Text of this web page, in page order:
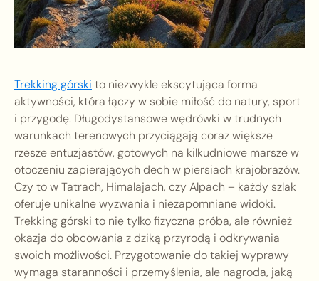
Trekking górski to niezwykle ekscytująca forma
aktywności, która łączy w sobie miłość do natury, sport
i przygodę. Długodystansowe wędrówki w trudnych
warunkach terenowych przyciągają coraz większe
rzesze entuzjastów, gotowych na kilkudniowe marsze w
otoczeniu zapierających dech w piersiach krajobrazów.
Czy to w Tatrach, Himalajach, czy Alpach – każdy szlak
oferuje unikalne wyzwania i niezapomniane widoki.
Trekking górski to nie tylko fizyczna próba, ale również
okazja do obcowania z dziką przyrodą i odkrywania
swoich możliwości. Przygotowanie do takiej wyprawy
wymaga staranności i przemyślenia, ale nagroda, jaką